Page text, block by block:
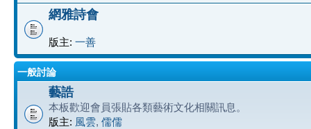
網雅詩會
版主: 一善
一般討論
藝誥
本板歡迎會員張貼各類藝術文化相關訊息。
版主: 風雲, 儒儒